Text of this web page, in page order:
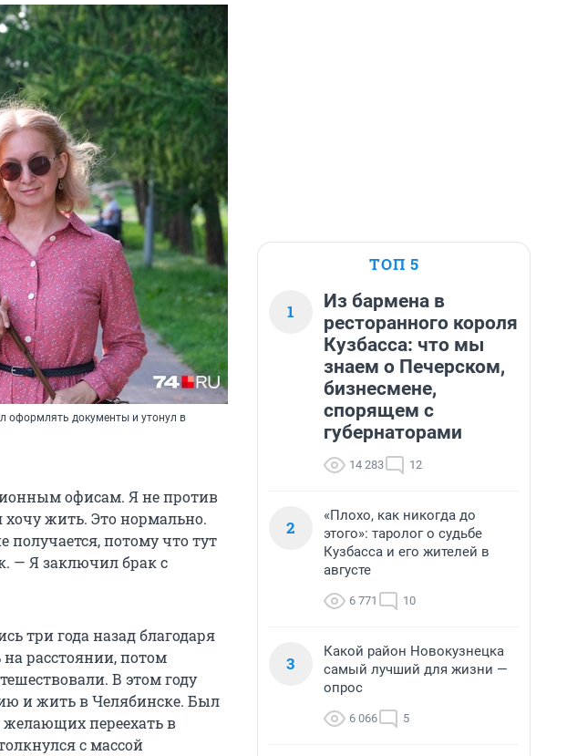
оформлять документы и утонул в
офисам. Я не против
хочу жить. Это нормально.
получается, потому что тут
— Я заключил брак с
три года назад благодаря
расстоянии, потом
В этом году
и жить в Челябинске. Был
желающих переехать в
с массой
ТОП 5
1
Из бармена в
ресторанного короля
Кузбасса: что мы
знаем о Печерском,
бизнесмене,
спорящем с
губернаторами
14 283 12
2
«Плохо, как никогда до
этого»: таролог о судьбе
Кузбасса и его жителей в
августе
6 771 10
3
Какой район Новокузнецка
самый лучший для жизни —
опрос
6 066 5